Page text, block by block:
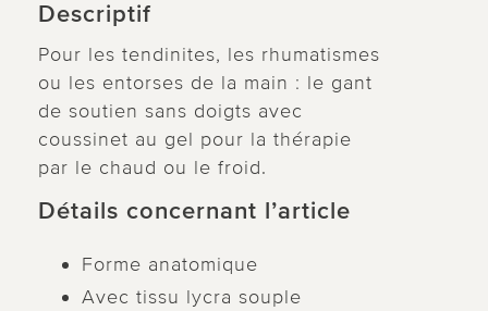
Descriptif
Pour les tendinites, les rhumatismes
ou les entorses de la main : le gant
de soutien sans doigts avec
coussinet au gel pour la thérapie
par le chaud ou le froid.
Détails concernant l’article
Forme anatomique
Avec tissu lycra souple